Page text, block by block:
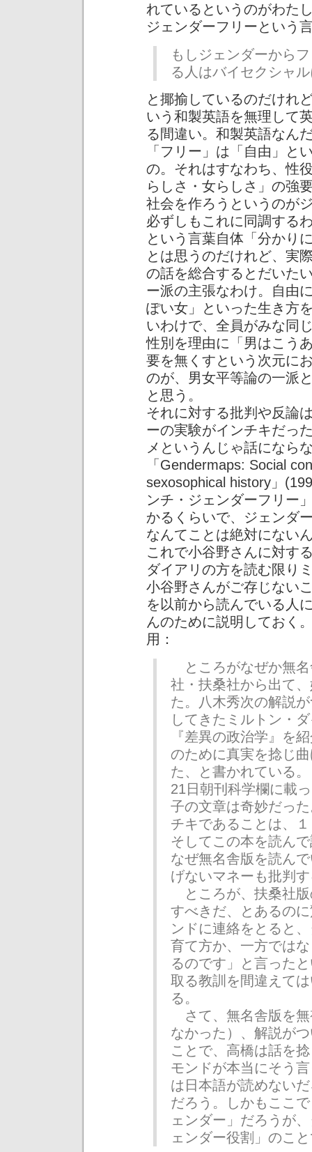
れているというのがわた
ジェンダーフリーという
もしジェンダーから
る人はバイセクシャ
と揶揄しているのだけれ
いう和製英語を無理して
る間違い。和製英語なん
「フリー」は「自由」と
の。それはすなわち、性
らしさ・女らしさ」の強
社会を作ろうというのが
必ずしもこれに同調する
という言葉自体「分かり
とは思うのだけれど、実
の話を総合するとだいた
ー派の主張なわけ。自由
ぽい女」といった生き方
いわけで、全員がみな同
性別を理由に「男はこう
要を無くすという次元に
のが、男女平等論の一派
と思う。
それに対する批判や反論
ーの実験がインチキだっ
メというんじゃ話になら
「Gendermaps: Social
sexosophical history」
ンチ・ジェンダーフリー
かるくらいで、ジェンダ
なんてことは絶対にない
これで小谷野さんに対す
ダイアリの方を読む限り
小谷野さんがご存じない
を以前から読んでいる人
んのために説明しておく
用：
ところがなぜか無名
社・扶桑社から出て
た。八木秀次の解説
してきたミルトン・
『差異の政治学』を
のために真実を捻じ
た、と書かれている
21日朝刊科学欄に載
子の文章は奇妙だっ
チキであることは、
そしてこの本を読ん
なぜ無名舎版を読ん
げないマネーも批判
ところが、扶桑社版
すべきだ、とあるの
ンドに連絡をとると
育て方か、一方では
るのです」と言った
取る教訓を間違えて
る。
さて、無名舎版を無
なかった）、解説が
ことで、高橋は話を
モンドが本当にそう
は日本語が読めない
だろう。しかもここ
ェンダー」だろうが
ェンダー役割」のこ